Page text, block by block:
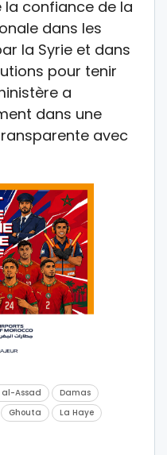
la confiance de la
dans les
la Syrie et dans
pour tenir
a
dans une
avec
Assad
Damas
Ghouta
La Haye